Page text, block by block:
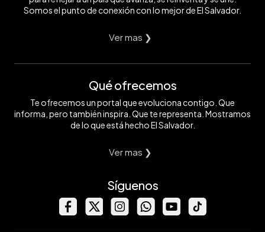
Somos el punto de conexión con lo mejor de El Salvador.
Ver mas ❯
Qué ofrecemos
Te ofrecemos un portal que evoluciona contigo. Que
informa, pero también inspira. Que te representa. Mostramos
de lo que está hecho El Salvador.
Ver mas ❯
Síguenos